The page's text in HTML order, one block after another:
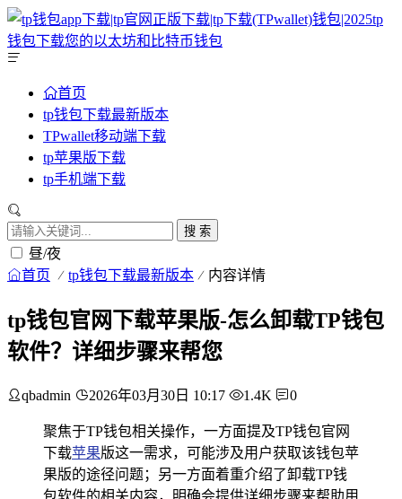
首页
tp钱包下载最新版本
TPwallet移动端下载
tp苹果版下载
tp手机端下载
搜 索
昼/夜
首页 tp钱包下载最新版本 内容详情
tp钱包官网下载苹果版-怎么卸载TP钱包
软件？详细步骤来帮您
qbadmin 2026年03月30日 10:17 1.4K 0
聚焦于TP钱包相关操作，一方面提及TP钱包官网
下载苹果版这一需求，可能涉及用户获取该钱包苹
果版的途径问题；另一方面着重介绍了卸载TP钱
包软件的相关内容，明确会提供详细步骤来帮助用